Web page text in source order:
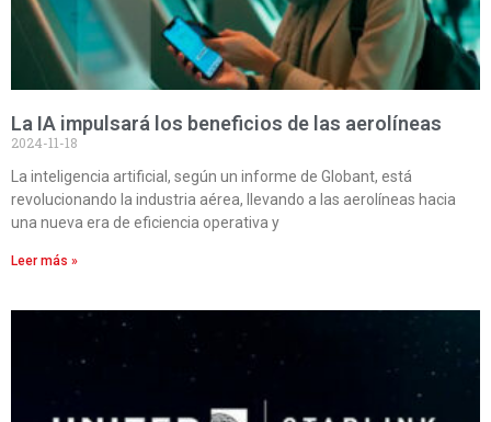
La IA impulsará los beneficios de las aerolíneas
2024-11-18
La inteligencia artificial, según un informe de Globant, está
revolucionando la industria aérea, llevando a las aerolíneas hacia
una nueva era de eficiencia operativa y
Leer más »